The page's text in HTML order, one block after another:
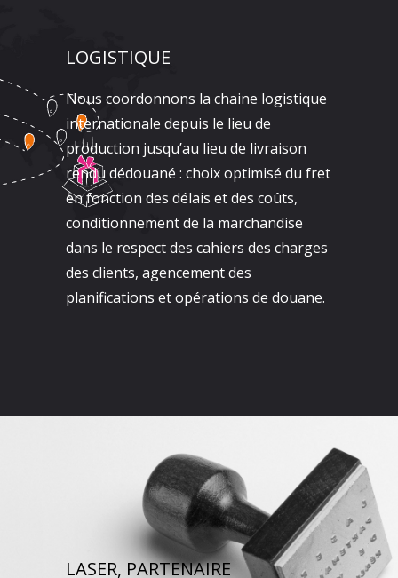
LOGISTIQUE
Nous coordonnons la chaine logistique
internationale depuis le lieu de
production jusqu’au lieu de livraison
rendu dédouané : choix optimisé du fret
en fonction des délais et des coûts,
conditionnement de la marchandise
dans le respect des cahiers des charges
des clients, agencement des
planifications et opérations de douane.
LASER, PARTENAIRE